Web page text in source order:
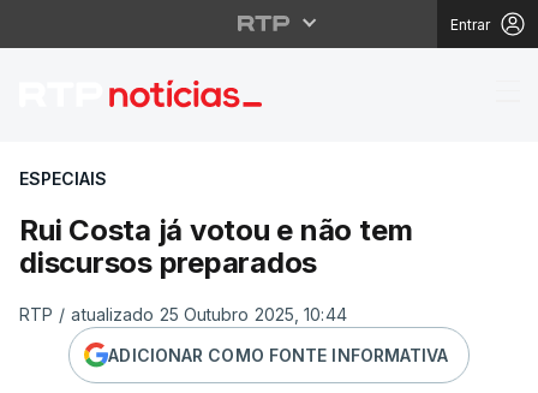
Entrar
Rui Costa já votou e
ESPECIAIS
Rui Costa já votou e não tem
discursos preparados
RTP / atualizado 25 Outubro 2025, 10:44
ADICIONAR COMO FONTE INFORMATIVA